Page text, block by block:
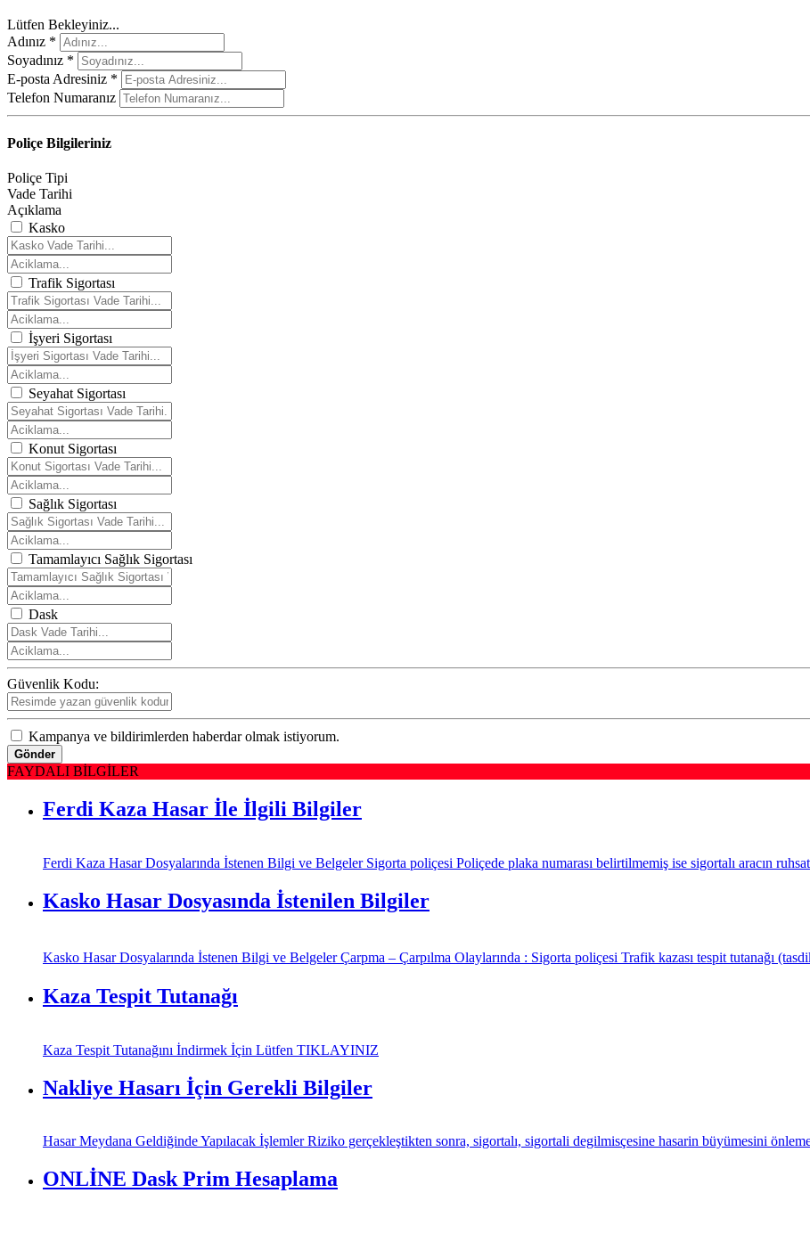
Lütfen Bekleyiniz...
Adınız *
Soyadınız *
E-posta Adresiniz *
Telefon Numaranız
Poliçe Bilgileriniz
Poliçe Tipi
Vade Tarihi
Açıklama
Kasko
Trafik Sigortası
İşyeri Sigortası
Seyahat Sigortası
Konut Sigortası
Sağlık Sigortası
Tamamlayıcı Sağlık Sigortası
Dask
Güvenlik Kodu:
Kampanya ve bildirimlerden haberdar olmak istiyorum.
Gönder
FAYDALI BİLGİLER
Ferdi Kaza Hasar İle İlgili Bilgiler
Ferdi Kaza Hasar Dosyalarında İstenen Bilgi ve Belgeler Sigorta poliçesi Poliçede plaka numarası belirtilmemiş ise sigortalı aracın
Kasko Hasar Dosyasında İstenilen Bilgiler
Kasko Hasar Dosyalarında İstenen Bilgi ve Belgeler Çarpma – Çarpılma Olaylarında : Sigorta poliçesi Trafik kazası tespit tutanağı
Kaza Tespit Tutanağı
Kaza Tespit Tutanağını İndirmek İçin Lütfen TIKLAYINIZ
Nakliye Hasarı İçin Gerekli Bilgiler
Hasar Meydana Geldiğinde Yapılacak İşlemler Riziko gerçekleştikten sonra, sigortalı, sigortali degilmisçesine hasarin büyümesini
ONLİNE Dask Prim Hesaplama